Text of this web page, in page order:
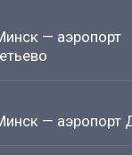
— аэропорт
— аэропорт